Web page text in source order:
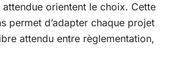
orientent le choix. Cette
permet d’adapter chaque projet
attendu entre règlementation,